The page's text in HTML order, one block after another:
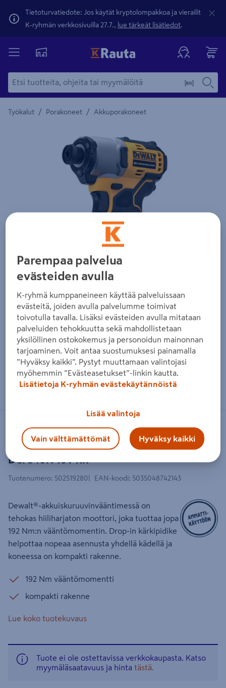
Tietoturvatiedote: Jos käytät kryptolompakkoa ja vierailit
K-ryhmän verkkosivuilla 27.7., lue tärkeät lisätiedot.
Työkalut / Porakoneet / Akkuporakoneet
Yksityiskohtainen kuvaus löytyy Tuotteen kuvaus -
Zoomaa kuvaa sormilla kosketusnäytöllä
Akkuiskuruuviväännin Dewalt
DCF840N 18V XR
DEWALT
Tuotenumero: 502519280 EAN-koodi: 5035048742143
Dewalt®-akkuiskuruuvinvääntimessä on
tehokas hiiliharjaton moottori, joka tuottaa jopa
192 Nm:n vääntömomentin. Drop-in kärkipidike
helpottaa nopeaa asennusta yhdellä kädellä ja
koneessa on kompakti rakenne.
192 Nm vääntömomentti
kompakti rakenne
Lue koko tuotekuvaus
Tuote ei ole ostettavissa verkkokaupasta. Katso
myymäläsaatavuus ja hinta tästä.
Parempaa palvelua
evästeiden avulla
K-ryhmä kumppaneineen käyttää palveluissaan
evästeitä, joiden avulla palvelumme toimivat
toivotulla tavalla. Lisäksi evästeiden avulla mitataan
palveluiden tehokkuutta sekä mahdollistetaan
yksilöllinen ostokokemus ja personoidun mainonnan
tarjoaminen. Voit antaa suostumuksesi painamalla
”Hyväksy kaikki”. Pystyt muuttamaan valintojasi
myöhemmin ”Evästeasetukset”-linkin kautta.
Lisätietoja K-ryhmän evästekäytännöistä
Lisää valintoja
Vain välttämättömät Hyväksy kaikki